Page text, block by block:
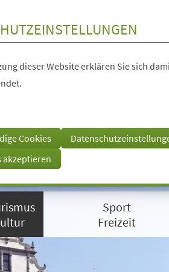
dieser Website erklären Sie sich
Cookies
akzeptieren
Sport
Freizeit